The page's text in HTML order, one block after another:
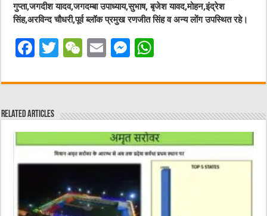
गुप्ता,जगदीश यादव,जगदम्बा उपाध्याय,सुभाष, बृजेश यावद,मोहन,इंद्रेश
सिंह,अरविन्द चौधरी,पूर्व ब्लॉक प्रमुख रणजीत सिंह व अन्य लोंग उपस्थित रहे।
F
c
e
b
o
o
T
it
r
W
C
at
E
ai
M
ss
n
g
er
at
A
p
p
Related Articles